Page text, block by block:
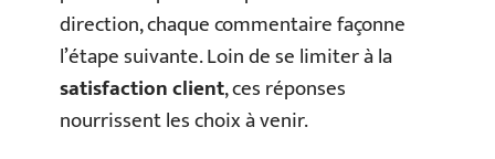
direction, chaque commentaire façonne
l’étape suivante. Loin de se limiter à la
satisfaction client, ces réponses
nourrissent les choix à venir.